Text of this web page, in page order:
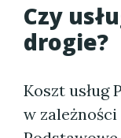
Czy
drogie?
Koszt usług
w zależności